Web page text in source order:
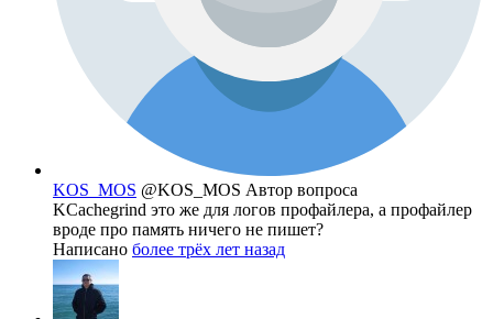
KOS_MOS @KOS_MOS Автор вопроса
KCachegrind это же для логов профайлера, а профайлер
вроде про память ничего не пишет?
Написано более трёх лет назад